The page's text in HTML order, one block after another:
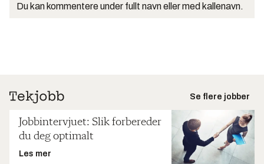
Du kan kommentere under fullt navn eller med kallenavn.
Se flere jobber
Jobbintervjuet: Slik forbereder
du deg optimalt
Les mer